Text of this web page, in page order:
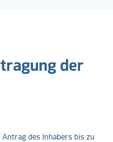
der
des Inhabers bis zu